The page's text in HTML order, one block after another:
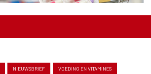
NIEUWSBRIEF VOEDING EN VITAMINES